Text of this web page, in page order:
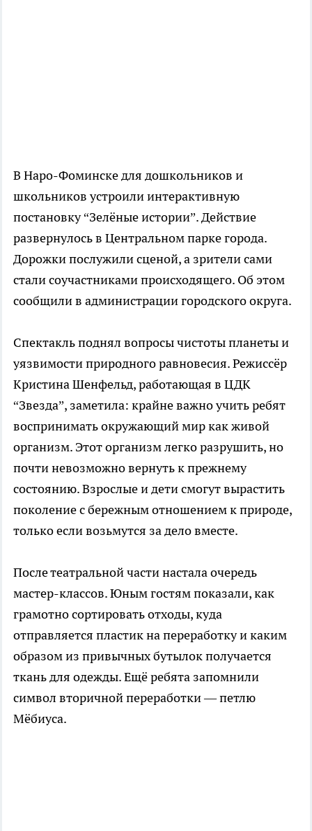
В Наро-Фоминске для дошкольников и
школьников устроили интерактивную
постановку “Зелёные истории”. Действие
развернулось в Центральном парке города.
Дорожки послужили сценой, а зрители сами
стали соучастниками происходящего. Об этом
сообщили в администрации городского округа.
Спектакль поднял вопросы чистоты планеты и
уязвимости природного равновесия. Режиссёр
Кристина Шенфельд, работающая в ЦДК
“Звезда”, заметила: крайне важно учить ребят
воспринимать окружающий мир как живой
организм. Этот организм легко разрушить, но
почти невозможно вернуть к прежнему
состоянию. Взрослые и дети смогут вырастить
поколение с бережным отношением к природе,
только если возьмутся за дело вместе.
После театральной части настала очередь
мастер-классов. Юным гостям показали, как
грамотно сортировать отходы, куда
отправляется пластик на переработку и каким
образом из привычных бутылок получается
ткань для одежды. Ещё ребята запомнили
символ вторичной переработки — петлю
Мёбиуса.